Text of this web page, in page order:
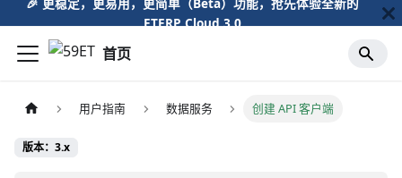
ETERP Cloud 3.0
首页
用户指南 数据服务 创建 API 客户端
版本：3.x